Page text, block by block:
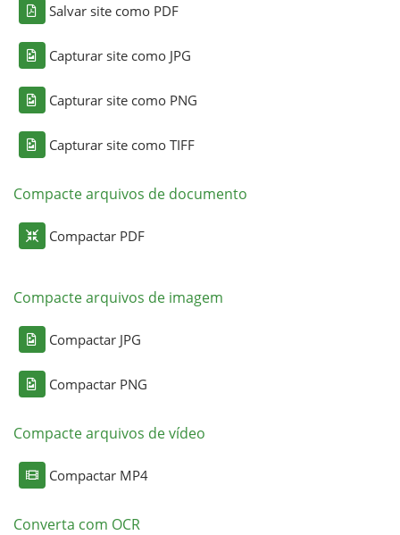
Salvar site como PDF
Capturar site como JPG
Capturar site como PNG
Capturar site como TIFF
Compacte arquivos de documento
Compactar PDF
Compacte arquivos de imagem
Compactar JPG
Compactar PNG
Compacte arquivos de vídeo
Compactar MP4
Converta com OCR